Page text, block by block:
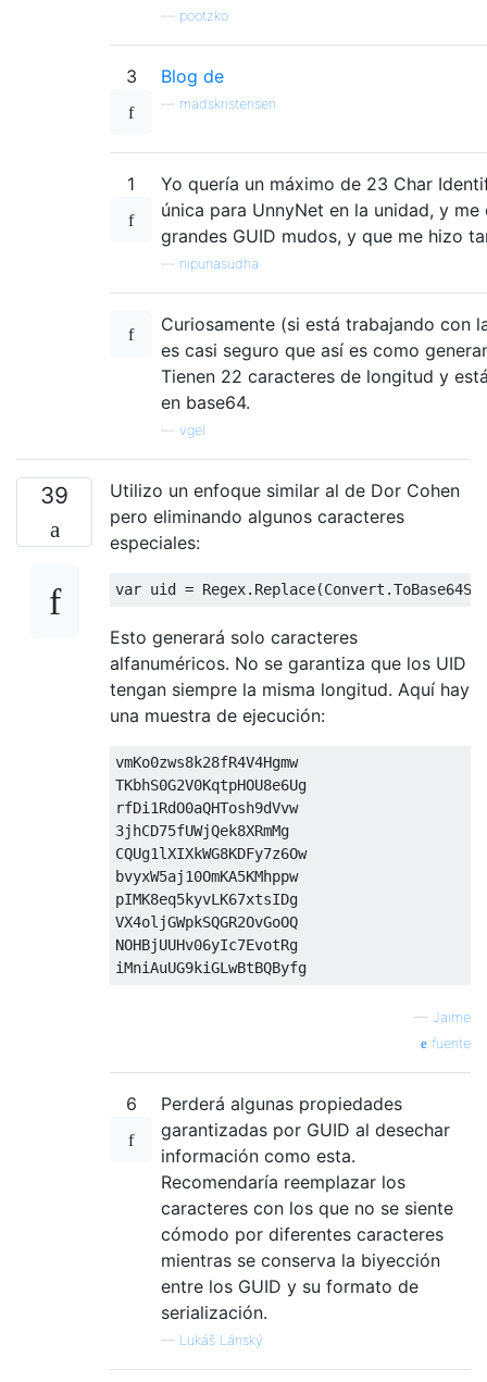
pootzko
3 Blog de
madskristensen
1
Yo quería un máximo de 23 Char
única para UnnyNet en la unidad, y me
grandes GUID mudos, y que me hizo
nipunasudha
Curiosamente (si está trabajando con
es casi seguro que así es como
Tienen 22 caracteres de longitud y
en base64.
vgel
39
Utilizo un enfoque similar al de Dor Cohen
pero eliminando algunos caracteres
especiales:
var uid =
Esto generará solo caracteres
alfanuméricos. No se garantiza que los UID
tengan siempre la misma longitud. Aquí hay
una muestra de ejecución:
vmKo0zws8k28fR4V4Hgmw
TKbhS0G2V0KqtpHOU8e6Ug
3jhCD75fUWjQek8XRmMg
CQUg1lXIXkWG8KDFy7z6Ow
bvyxW5aj10OmKA5KMhppw
pIMK8eq5kyvLK67xtsIDg
VX4oljGWpkSQGR2OvGoOQ
NOHBjUUHv06yIc7EvotRg
— Jaime
fuente
6
Perderá algunas propiedades
garantizadas por GUID al desechar
información como esta.
Recomendaría reemplazar los
caracteres con los que no se siente
cómodo por diferentes caracteres
mientras se conserva la biyección
entre los GUID y su formato de
serialización.
— Lukáš Lánský